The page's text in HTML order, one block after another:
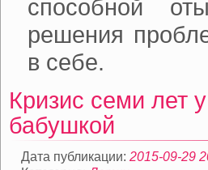
способной
решения
в себе.
Кризис семи лет
бабушкой
Дата публикации: 2015-09-29